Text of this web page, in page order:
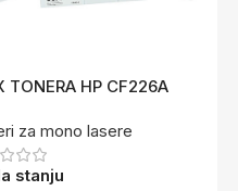
TONERA HP CF226A
za mono lasere
stanju